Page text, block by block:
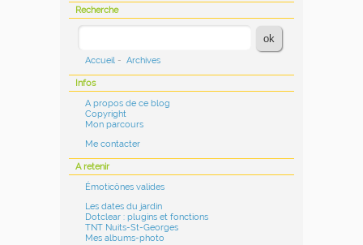
Recherche
Accueil - Archives
Infos
A propos de ce blog
Copyright
Mon parcours
Me contacter
A retenir
Émoticônes valides
Les dates du jardin
Dotclear : plugins et fonctions
TNT Nuits-St-Georges
Mes albums-photo